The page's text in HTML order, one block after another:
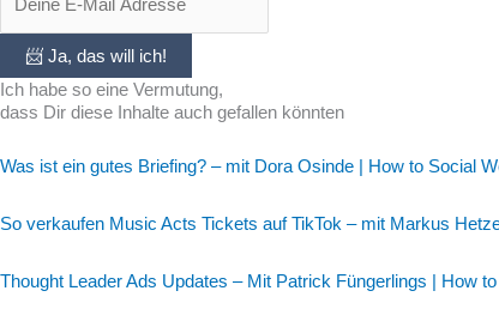
📨 Ja, das will ich!
Ich habe so eine Vermutung,
dass Dir diese Inhalte auch gefallen könnten
Was ist ein gutes Briefing? – mit Dora Osinde | How to Social
So verkaufen Music Acts Tickets auf TikTok – mit Markus
Thought Leader Ads Updates – Mit Patrick Füngerlings | How